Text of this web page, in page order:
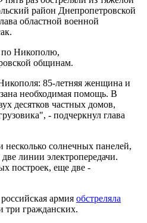
район Днепропетровской
областной военной
по Никополю,
общинам.
85-летняя женщина и
необходимая помощь. В
десятков частных домов,
- подчеркнул глава
несколько солнечных панелей,
линии электропередачи.
построек, еще две -
армия обстреляла
три гражданских.